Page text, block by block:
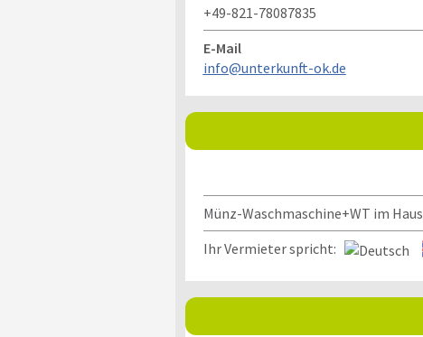
+49-821-78087835
E-Mail
info@unterkunft-ok.de
Münz-Waschmaschine+WT im Haus
Ihr Vermieter spricht: